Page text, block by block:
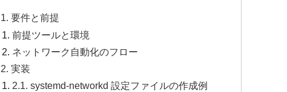
1. 要件と前提
前提ツールと環境
ネットワーク自動化のフロー
2. 実装
2.1. systemd-networkd 設定ファイルの作成例